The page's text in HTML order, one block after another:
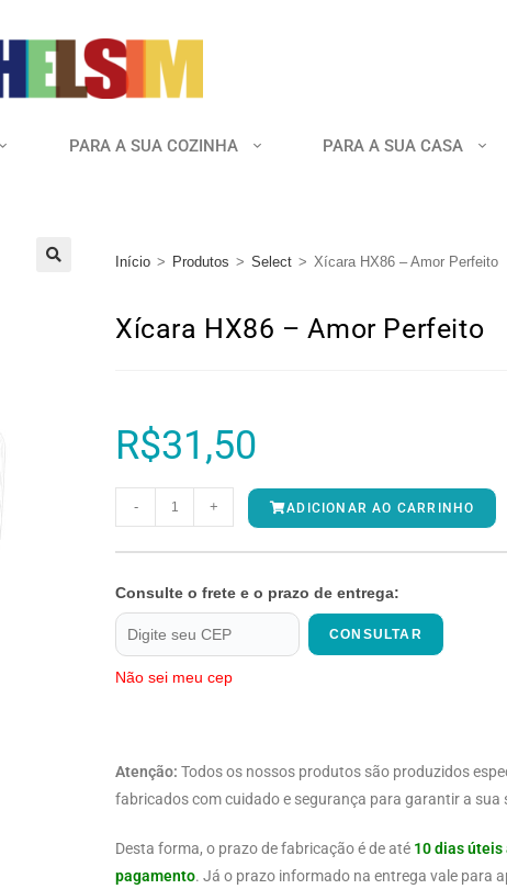
PARA A SUA COZINHA PARA A SUA CASA
Início > Produtos > Select > Xícara HX86 – Amor Perfeito
Xícara HX86 – Amor Perfeito
R$31,50
- + ADICIONAR AO CARRINHO
Consulte o frete e o prazo de entrega:
CONSULTAR
Não sei meu cep
Atenção: Todos os nossos produtos são produzidos
fabricados com cuidado e segurança para garantir a sua
Desta forma, o prazo de fabricação é de até 10 dias úteis
pagamento. Já o prazo informado na entrega vale para